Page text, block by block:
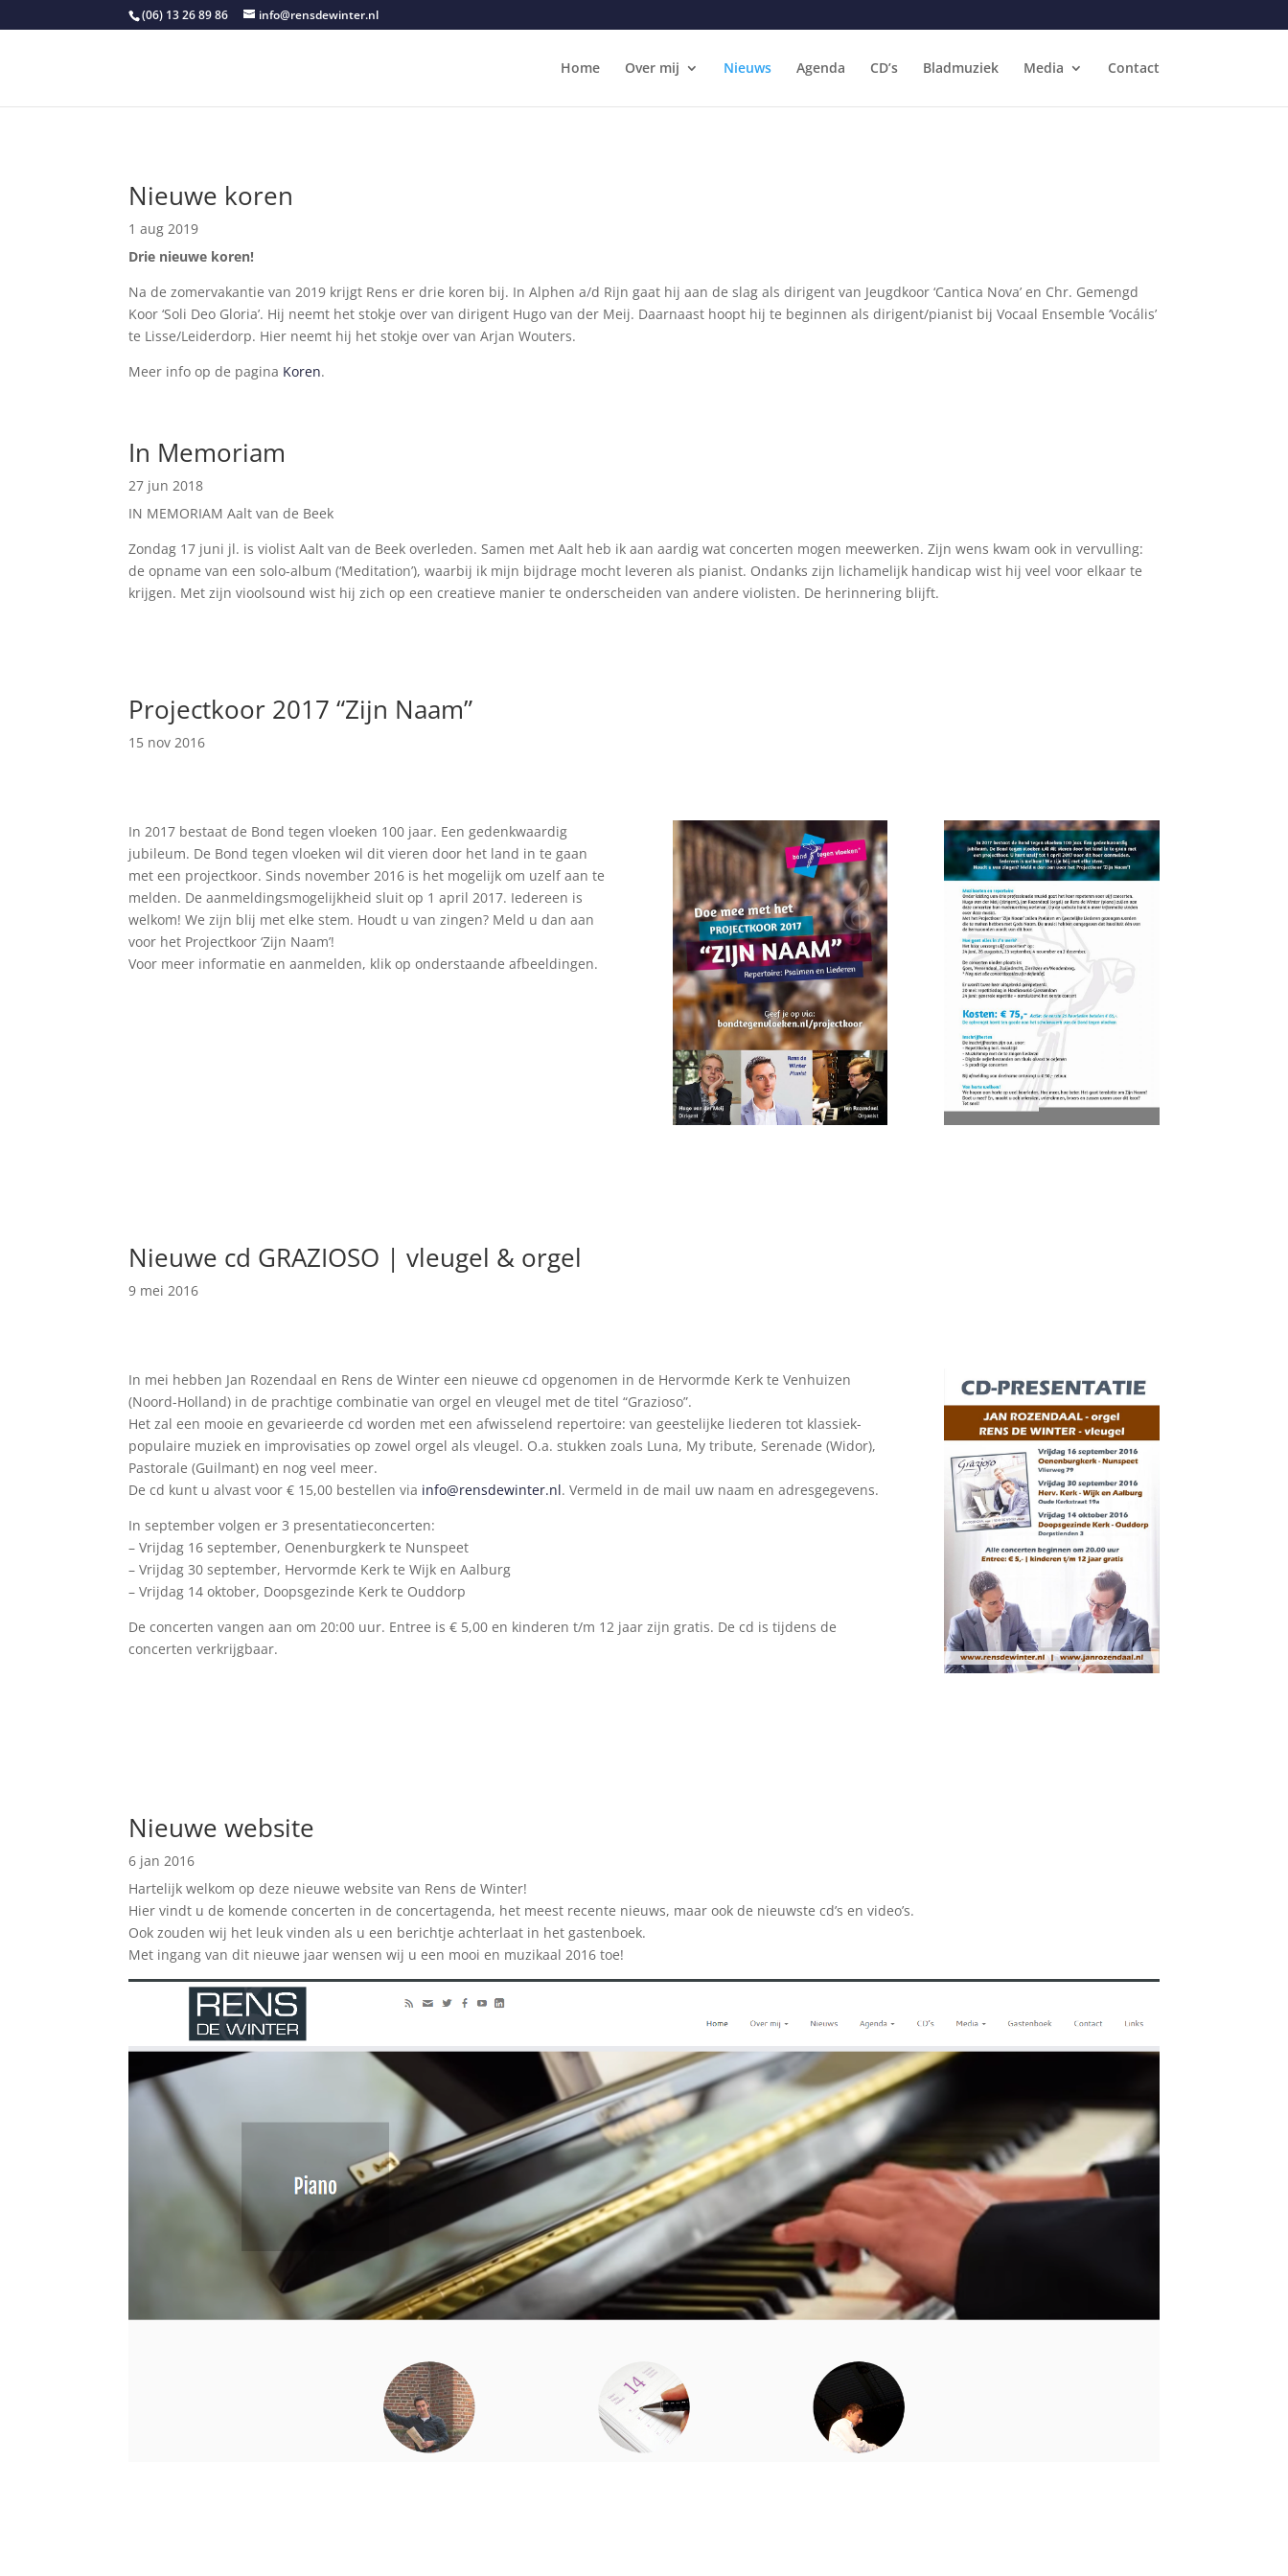
(06) 13 26 89 86 info@rensdewinter.nl
Home Over mij Nieuws Agenda CD’s Bladmuziek Media Contact
Nieuwe koren
1 aug 2019
Drie nieuwe koren!
Na de zomervakantie van 2019 krijgt Rens er drie koren bij. In Alphen a/d Rijn gaat hij aan de slag als dirigent van Jeugdkoor ‘Cantica Nova’ en Chr. Gemengd
Koor ‘Soli Deo Gloria’. Hij neemt het stokje over van dirigent Hugo van der Meij. Daarnaast hoopt hij te beginnen als dirigent/pianist bij Vocaal Ensemble ‘Vocális’
te Lisse/Leiderdorp. Hier neemt hij het stokje over van Arjan Wouters.
Meer info op de pagina Koren.
In Memoriam
27 jun 2018
IN MEMORIAM Aalt van de Beek
Zondag 17 juni jl. is violist Aalt van de Beek overleden. Samen met Aalt heb ik aan aardig wat concerten mogen meewerken. Zijn wens kwam ook in vervulling:
de opname van een solo-album (‘Meditation’), waarbij ik mijn bijdrage mocht leveren als pianist. Ondanks zijn lichamelijk handicap wist hij veel voor elkaar te
krijgen. Met zijn vioolsound wist hij zich op een creatieve manier te onderscheiden van andere violisten. De herinnering blijft.
Projectkoor 2017 “Zijn Naam”
15 nov 2016
In 2017 bestaat de Bond tegen vloeken 100 jaar. Een gedenkwaardig
jubileum. De Bond tegen vloeken wil dit vieren door het land in te gaan
met een projectkoor. Sinds november 2016 is het mogelijk om uzelf aan te
melden. De aanmeldingsmogelijkheid sluit op 1 april 2017. Iedereen is
welkom! We zijn blij met elke stem. Houdt u van zingen? Meld u dan aan
voor het Projectkoor ‘Zijn Naam’!
Voor meer informatie en aanmelden, klik op onderstaande afbeeldingen.
Nieuwe cd GRAZIOSO | vleugel & orgel
9 mei 2016
In mei hebben Jan Rozendaal en Rens de Winter een nieuwe cd opgenomen in de Hervormde Kerk te Venhuizen
(Noord-Holland) in de prachtige combinatie van orgel en vleugel met de titel “Grazioso”.
Het zal een mooie en gevarieerde cd worden met een afwisselend repertoire: van geestelijke liederen tot klassiek-
populaire muziek en improvisaties op zowel orgel als vleugel. O.a. stukken zoals Luna, My tribute, Serenade (Widor),
Pastorale (Guilmant) en nog veel meer.
De cd kunt u alvast voor € 15,00 bestellen via info@rensdewinter.nl. Vermeld in de mail uw naam en adresgegevens.
In september volgen er 3 presentatieconcerten:
– Vrijdag 16 september, Oenenburgkerk te Nunspeet
– Vrijdag 30 september, Hervormde Kerk te Wijk en Aalburg
– Vrijdag 14 oktober, Doopsgezinde Kerk te Ouddorp
De concerten vangen aan om 20:00 uur. Entree is € 5,00 en kinderen t/m 12 jaar zijn gratis. De cd is tijdens de
concerten verkrijgbaar.
Nieuwe website
6 jan 2016
Hartelijk welkom op deze nieuwe website van Rens de Winter!
Hier vindt u de komende concerten in de concertagenda, het meest recente nieuws, maar ook de nieuwste cd’s en video’s.
Ook zouden wij het leuk vinden als u een berichtje achterlaat in het gastenboek.
Met ingang van dit nieuwe jaar wensen wij u een mooi en muzikaal 2016 toe!